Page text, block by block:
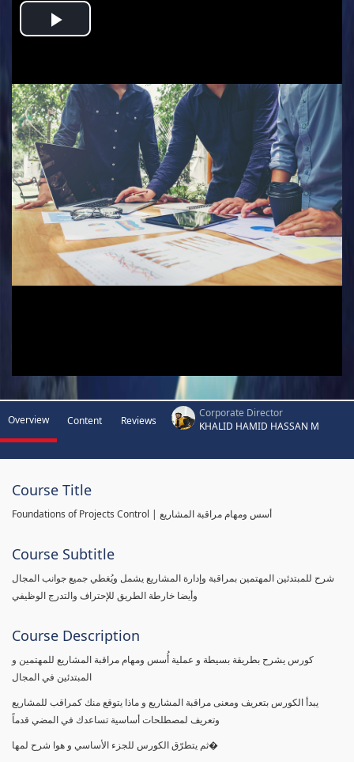
Play
Overview Content Reviews
Corporate Director
KHALID HAMID HASSAN M
Course Title
Foundations of Projects Control | أسس ومهام مراقبة المشاريع
Course Subtitle
شرح للمبتدئين المهتمين بمراقبة وإدارة المشاريع يشمل ويُغطي جميع جوانب المجال
وأيضا خارطة الطريق للإحتراف والتدرج الوظيفي
Course Description
كورس يشرح بطريقة بسيطة و عملية أُسس ومهام مراقبة المشاريع للمهتمين و
المبتدئين في المجال
يبدأ الكورس بتعريف ومعنى مراقبة المشاريع و ماذا يتوقع منك كمراقب للمشاريع
وتعريف لمصطلحات أساسية تساعدك في المضي قدماً
ثم يتطرّق الكورس للجزء الأساسي و هوا شرح لمها�